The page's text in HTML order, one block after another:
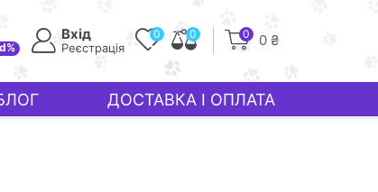
Вхід
Реєстрація
0 0 0 0 ₴
ДОСТАВКА І ОПЛАТА